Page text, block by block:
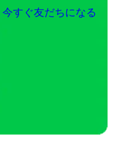
今すぐ友だちになる